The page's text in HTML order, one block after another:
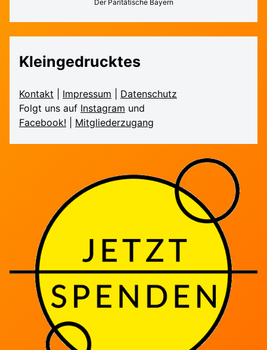
Der Paritätische Bayern
Kleingedrucktes
Kontakt Impressum
Daten­schutz
Folgt uns auf Instagram und
Facebook!
Mitglieder­zugang